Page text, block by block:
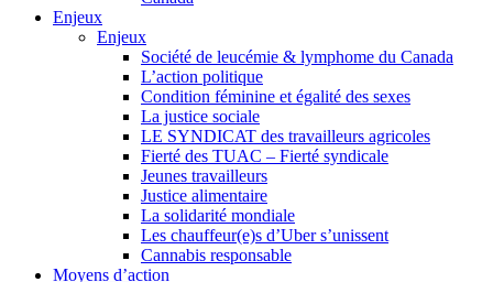
Enjeux
Enjeux
Société de leucémie & lymphome du Canada
L’action politique
Condition féminine et égalité des sexes
La justice sociale
LE SYNDICAT des travailleurs agricoles
Fierté des TUAC – Fierté syndicale
Jeunes travailleurs
Justice alimentaire
La solidarité mondiale
Les chauffeur(e)s d’Uber s’unissent
Cannabis responsable
Moyens d’action